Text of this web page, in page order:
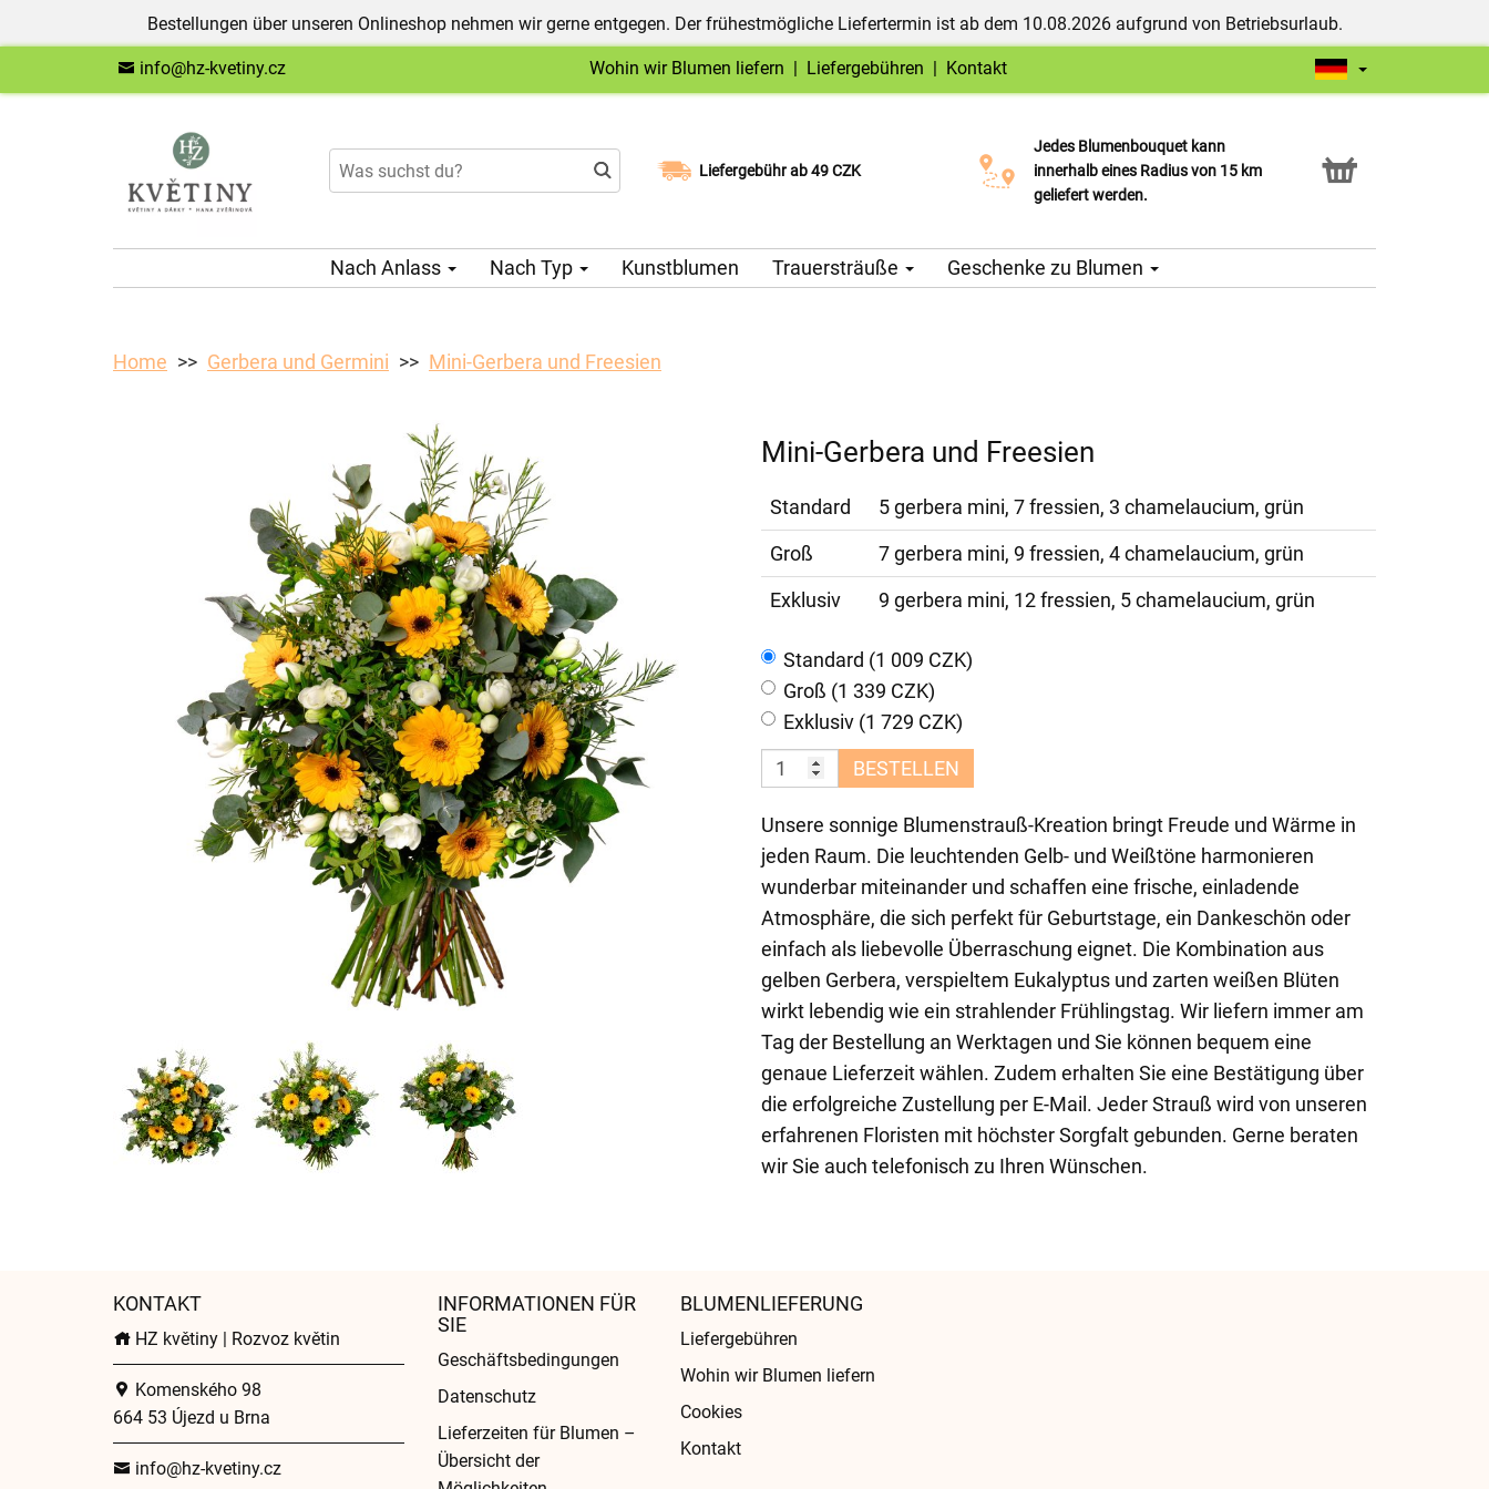
Bestellungen über unseren Onlineshop nehmen wir gerne entgegen. Der frühestmögliche Liefertermin ist ab dem 10.08.2026 aufgrund von Betriebsurlaub.
info@hz-kvetiny.cz Wohin wir Blumen liefern | Liefergebühren | Kontakt
Liefergebühr ab 49 CZK
Wählen Sie Ihr Lieferdatum
Jedes Blumenbouquet kann
innerhalb eines Radius von 15 km
geliefert werden.
Click & Collect Service
Nach Anlass Nach Typ Kunstblumen Trauersträuße Geschenke zu Blumen
Home Gerbera und Germini Mini-Gerbera und Freesien
Mini-Gerbera und Freesien
Standard
5 gerbera mini, 7 fressien, 3 chamelaucium, grün
Groß
7 gerbera mini, 9 fressien, 4 chamelaucium, grün
Exklusiv
9 gerbera mini, 12 fressien, 5 chamelaucium, grün
Standard (1 009 CZK)
Groß (1 339 CZK)
Exklusiv (1 729 CZK)
BESTELLEN
Unsere sonnige Blumenstrauß-Kreation bringt Freude und Wärme in
jeden Raum. Die leuchtenden Gelb- und Weißtöne harmonieren
wunderbar miteinander und schaffen eine frische, einladende
Atmosphäre, die sich perfekt für Geburtstage, ein Dankeschön oder
einfach als liebevolle Überraschung eignet. Die Kombination aus
gelben Gerbera, verspieltem Eukalyptus und zarten weißen Blüten
wirkt lebendig wie ein strahlender Frühlingstag. Wir liefern immer am
Tag der Bestellung an Werktagen und Sie können bequem eine
genaue Lieferzeit wählen. Zudem erhalten Sie eine Bestätigung über
die erfolgreiche Zustellung per E-Mail. Jeder Strauß wird von unseren
erfahrenen Floristen mit höchster Sorgfalt gebunden. Gerne beraten
wir Sie auch telefonisch zu Ihren Wünschen.
KONTAKT
HZ květiny | Rozvoz květin
Komenského 98
664 53 Újezd u Brna
info@hz-kvetiny.cz
INFORMATIONEN FÜR
SIE
Geschäftsbedingungen
Datenschutz
Lieferzeiten für Blumen –
Übersicht der
BLUMENLIEFERUNG
Liefergebühren
Wohin wir Blumen liefern
Cookies
Kontakt